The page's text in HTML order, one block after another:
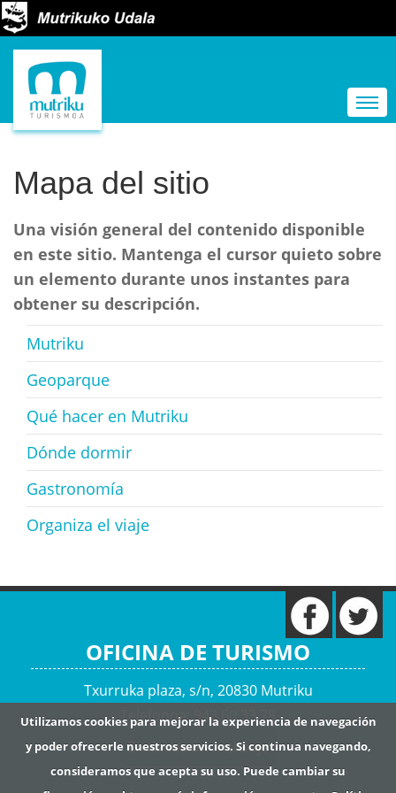
Utilizamos cookies para mejorar la experiencia de navegación
y poder ofrecerle nuestros servicios. Si continua navegando,
consideramos que acepta su uso. Puede cambiar su
v
Mapa del sitio
Una visión general del contenido disponible
en este sitio. Mantenga el cursor quieto sobre
un elemento durante unos instantes para
obtener su descripción.
Mutriku
Geoparque
Qué hacer en Mutriku
Dónde dormir
Gastronomía
Organiza el viaje
OFICINA DE TURISMO
Txurruka plaza, s/n, 20830 Mutriku
Telefonoa: 943 60 33 78
Envíanos un mensaje